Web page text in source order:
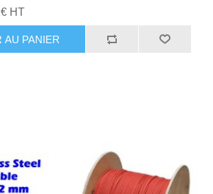
HT
AU PANIER